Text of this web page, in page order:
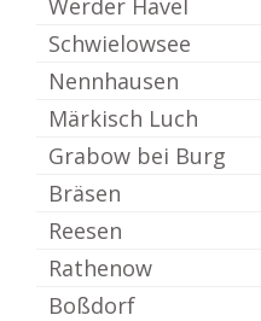
Werder Havel
Schwielowsee
Nennhausen
Märkisch Luch
Grabow bei Burg
Bräsen
Reesen
Rathenow
Boßdorf